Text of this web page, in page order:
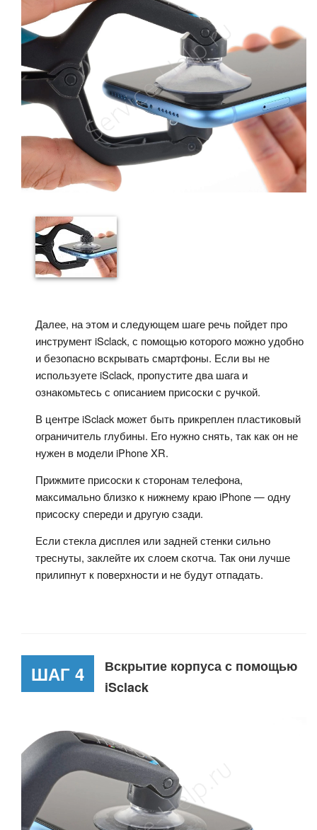
Далее, на этом и следующем шаге речь пойдет про
инструмент iSclack, с помощью которого можно удобно
и безопасно вскрывать смартфоны. Если вы не
используете iSclack, пропустите два шага и
ознакомьтесь с описанием присоски с ручкой.
В центре iSclack может быть прикреплен пластиковый
ограничитель глубины. Его нужно снять, так как он не
нужен в модели iPhone XR.
Прижмите присоски к сторонам телефона,
максимально близко к нижнему краю iPhone — одну
присоску спереди и другую сзади.
Если стекла дисплея или задней стенки сильно
треснуты, заклейте их слоем скотча. Так они лучше
прилипнут к поверхности и не будут отпадать.
ШАГ 4
Вскрытие корпуса с помощью
iSclack